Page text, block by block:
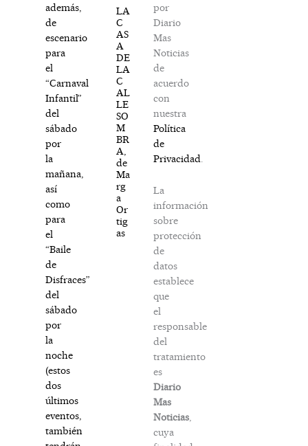
además,
de
escenario
para
el
“Carnaval
Infantil”
del
sábado
por
la
mañana,
así
como
para
el
“Baile
de
Disfraces”
del
sábado
por
la
noche
(estos
dos
últimos
eventos,
también
LA
C
AS
A
DE
LA
C
AL
LE
SO
M
BR
A,
de
Ma
rg
a
Or
tig
as
por
Diario
Mas
Noticias
de
acuerdo
con
nuestra
Política
de
Privacidad
La
información
sobre
protección
de
datos
establece
que
el
responsable
del
tratamiento
es
Diario
Mas
Noticias
cuya